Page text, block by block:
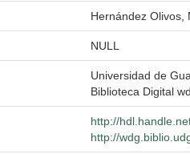
Hernández Olivos,
NULL
Universidad de
Biblioteca Digital
http://
http://